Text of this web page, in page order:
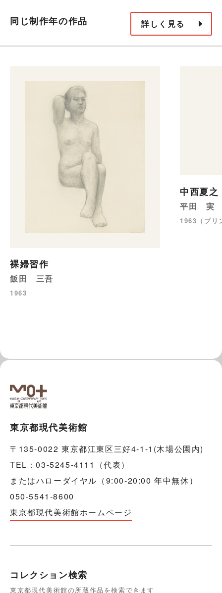
同じ制作年の作品 詳しく見る
裸婦習作
飯田 三吾
1963
中西夏之
平田 実
1963（プリ
東京都現代美術館
〒135-0022 東京都江東区三好4-1-1(木場公園内)
TEL：03-5245-4111（代表）
またはハローダイヤル（9:00-20:00 年中無休）
050-5541-8600
東京都現代美術館ホームページ
コレクション検索
東京都現代美術館の所蔵作品を検索できます